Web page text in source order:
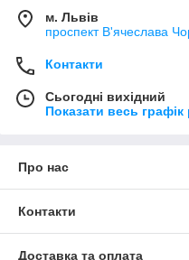
м. Львів
проспект В'ячеслава
Контакти
Сьогодні вихідний
Показати весь графік
Про нас
Контакти
Доставка та оплата